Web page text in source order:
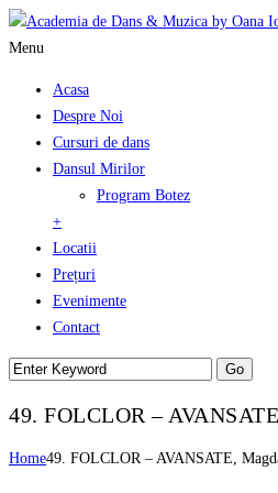
Menu
Acasa
Despre Noi
Cursuri de dans
Dansul Mirilor
Program Botez
+
Locatii
Prețuri
Evenimente
Contact
49. FOLCLOR –
Home49. FOLCLOR – AVANSATE,